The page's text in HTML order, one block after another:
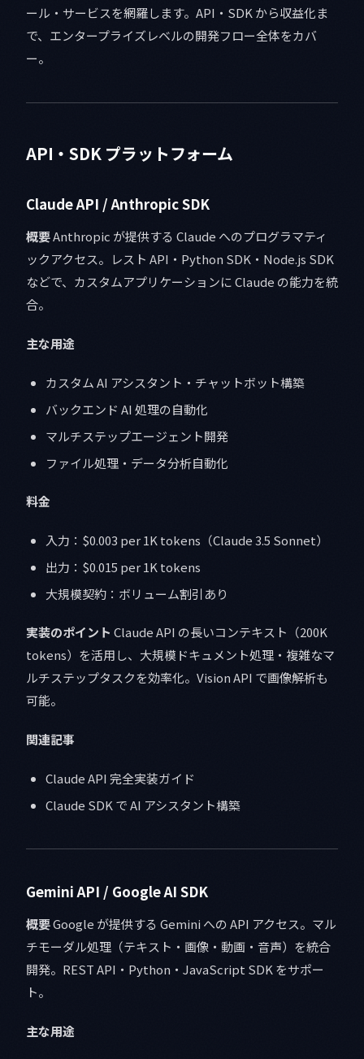
ール・サービスを網羅します。API・SDK から収益化ま
で、エンタープライズレベルの開発フロー全体をカバ
ー。
API・SDK プラットフォーム
Claude API / Anthropic SDK
概要Anthropic が提供する Claude へのプログラマティ
ックアクセス。レスト API・Python SDK・Node.js SDK
などで、カスタムアプリケーションに Claude の能力を統
合。
主な用途
カスタム AI アシスタント・チャットボット構築
バックエンド AI 処理の自動化
マルチステップエージェント開発
ファイル処理・データ分析自動化
料金
入力：$0.003 per 1K tokens（Claude 3.5 Sonnet）
出力：$0.015 per 1K tokens
大規模契約：ボリューム割引あり
実装のポイント Claude API の長いコンテキスト（200K
tokens）を活用し、大規模ドキュメント処理・複雑なマ
ルチステップタスクを効率化。Vision API で画像解析も
可能。
関連記事
Claude API 完全実装ガイド
Claude SDK で AI アシスタント構築
Gemini API / Google AI SDK
概要Google が提供する Gemini への API アクセス。マル
チモーダル処理（テキスト・画像・動画・音声）を統合
開発。REST API・Python・JavaScript SDK をサポー
ト。
主な用途